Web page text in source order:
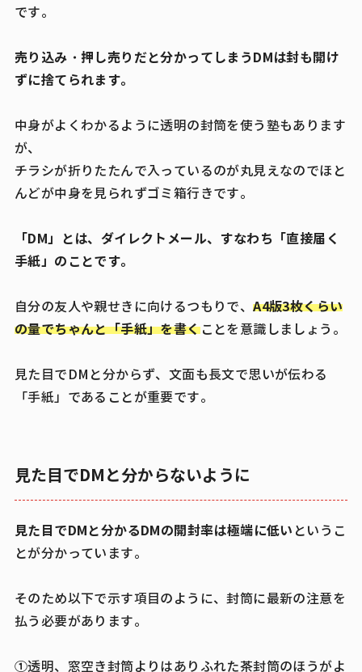
です。
売り込み・押し売りだと分かってしまうDMは封も開け
ずに捨てられます。
中身がよくわかるように透明の封筒を使う塾もあります
が、
チラシが折りたたんで入っているのが丸見えなのでほと
んどが中身を見られずゴミ箱行きです。
「DM」とは、ダイレクトメール、すなわち「直接届く
手紙」のことです。
自分の友人や親せきに向けるつもりで、A4版3枚くらい
の量でちゃんと「手紙」を書くことを意識しましょう。
見た目でDMと分からず、文面も長文で思いが伝わる
「手紙」であることが重要です。
見た目でDMと分からないように
見た目でDMと分かるDMの開封率は極端に低い というこ
とが分かっています。
そのため以下で示す項目のように、封筒に最新の注意を
払う必要があります。
①透明、窓空き封筒よりはありふれた茶封筒のほうがよ